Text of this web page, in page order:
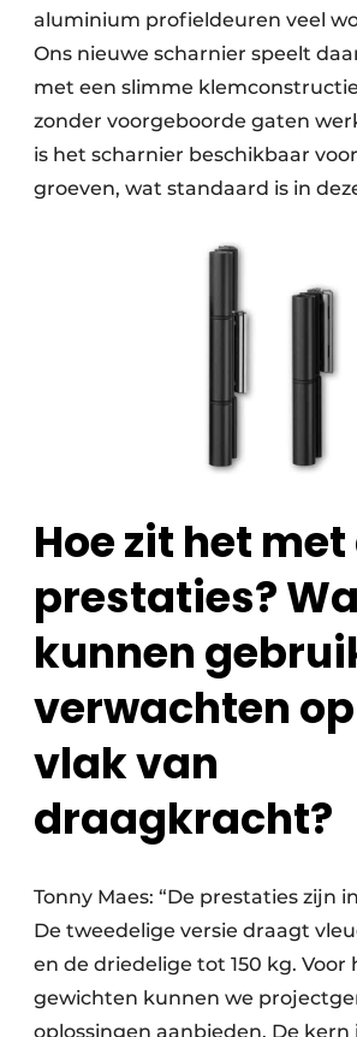
aluminium profieldeuren veel
Ons nieuwe scharnier speelt
met een slimme
zonder voorgeboorde gaten
is het scharnier beschikbaar
groeven, wat standaard is in
Hoe zit het met
prestaties?
kunnen
verwachten
vlak van
draagkracht?
Tonny Maes: “De prestaties zijn
De tweedelige versie draagt
en de driedelige tot 150 kg. Voor
gewichten kunnen we
oplossingen aanbieden. De kern